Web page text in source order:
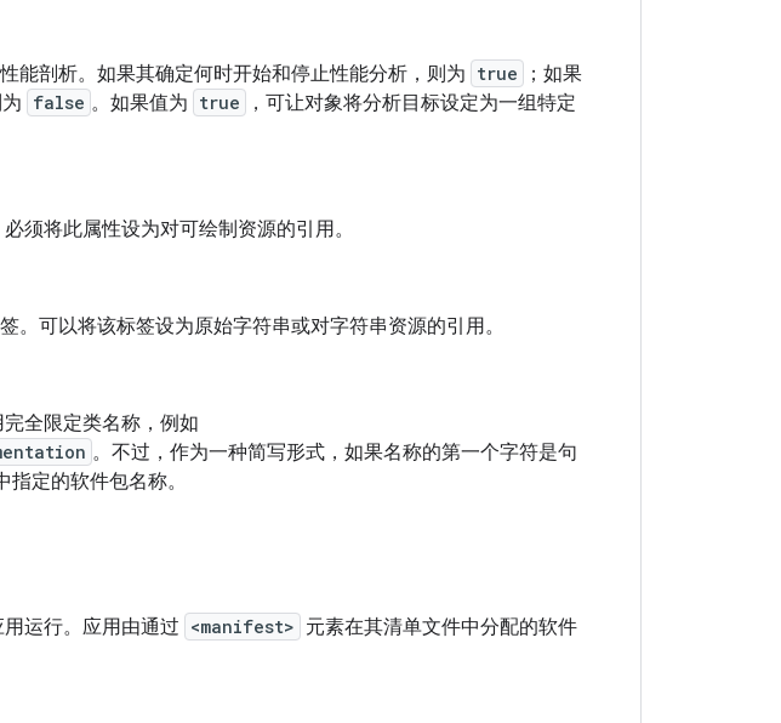
能剖析。如果其确定何时开始和停止性能分析，则为 true
；如果
false 。如果值为 true
，可让对象将分析目标设定为一组特定
须将此属性设为对可绘制资源的引用。
。可以将该标签设为原始字符串或对字符串资源的引用。
全限定类名称，例如
。不过，作为一种简写形式，如果名称的第一个字符是句
指定的软件包名称。
运行。应用由通过 <manifest> 元素在其清单文件中分配的软件